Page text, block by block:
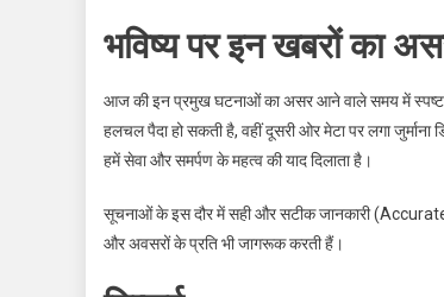
भविष्य पर इन खबरों का
आज की इन प्रमुख घटनाओं का असर आने वाले समय में स्पष्ट
हलचल पैदा हो सकती है, वहीं दूसरी ओर मेटा पर लगा जुर्माना
हमें सेवा और समर्पण के महत्व की याद दिलाता है।
सूचनाओं के इस दौर में सही और सटीक जानकारी
और अवसरों के प्रति भी जागरूक करती हैं।